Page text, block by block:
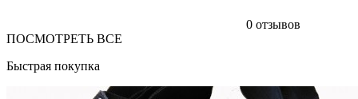
0 отзывов
ПОСМОТРЕТЬ ВСЕ
Быстрая покупка